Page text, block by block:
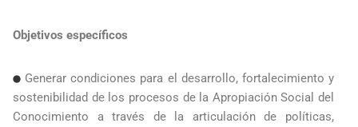
Objetivos específicos
Generar condiciones para el desarrollo, fortalecimiento y
sostenibilidad de los procesos de la Apropiación Social del
Conocimiento a través de la articulación de políticas,